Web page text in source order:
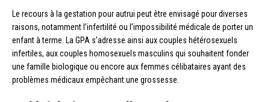
Le recours à la gestation pour autrui peut être envisagé pour diverses
raisons, notamment l’infertilité ou l’impossibilité médicale de porter un
enfant à terme. La GPA s’adresse ainsi aux couples hétérosexuels
infertiles, aux couples homosexuels masculins qui souhaitent fonder
une famille biologique ou encore aux femmes célibataires ayant des
problèmes médicaux empêchant une grossesse.